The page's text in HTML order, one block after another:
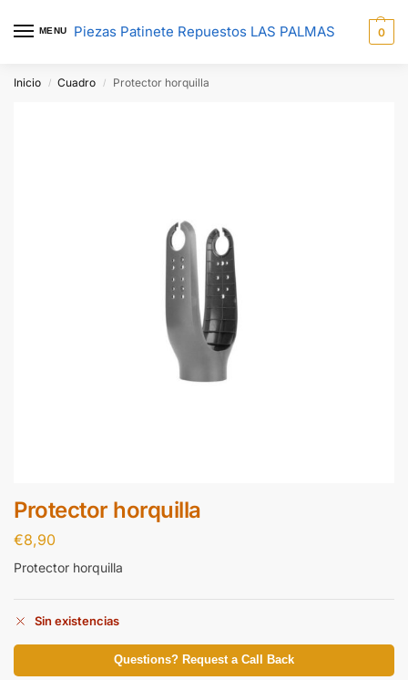
MENU Piezas Patinete Repuestos LAS PALMAS 0
Inicio / Cuadro / Protector horquilla
Protector horquilla
€8,90
Protector horquilla
Sin existencias
Questions? Request a Call Back